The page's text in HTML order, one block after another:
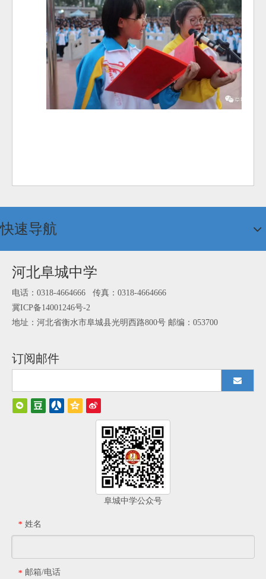
快速导航
河北阜城中学
电话：0318-4664666 传真：0318-4664666
冀ICP备14001246号-2
地址：河北省衡水市阜城县光明西路800号 邮编：053700
订阅邮件
阜城中学公众号
* 姓名
* 邮箱/电话